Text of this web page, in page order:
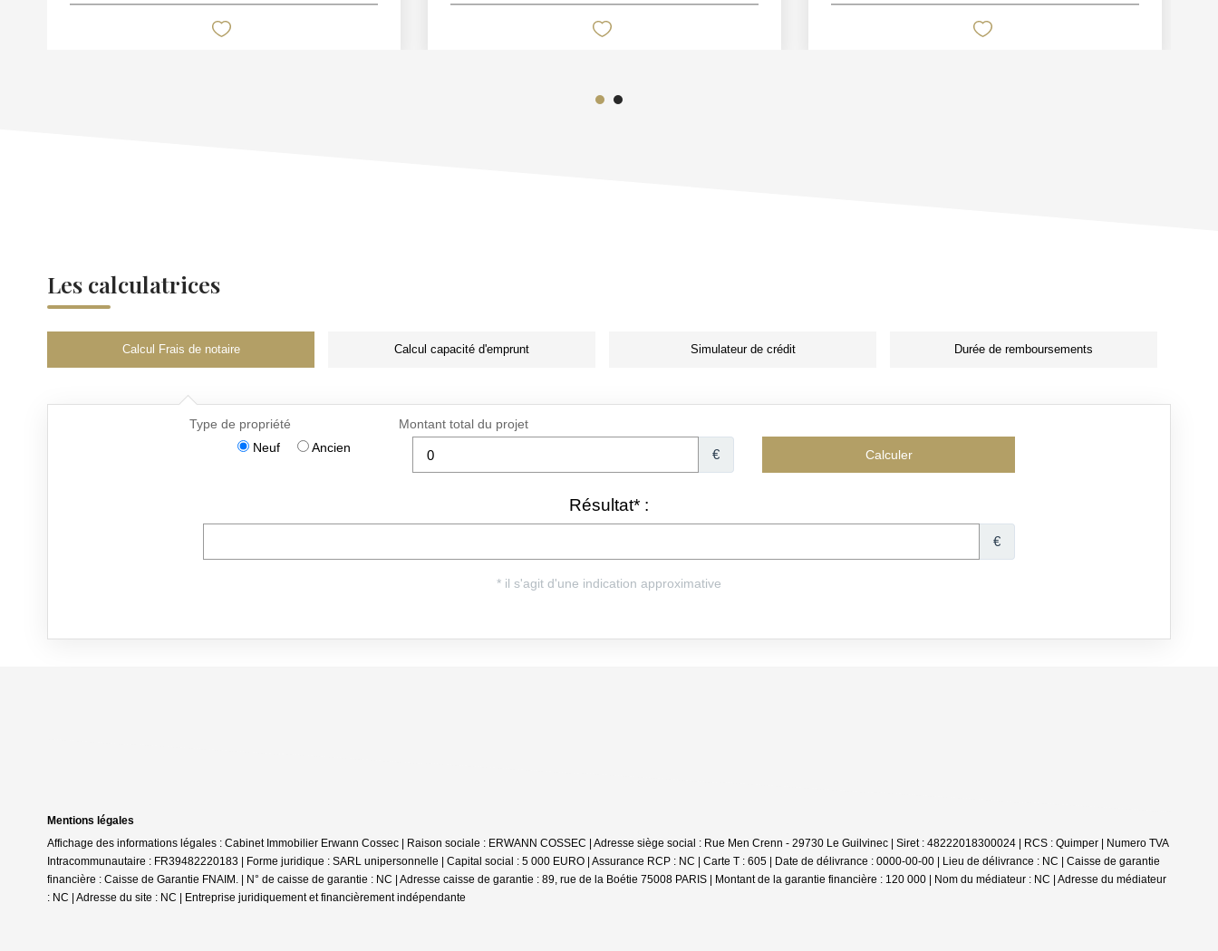
Les calculatrices
Calcul Frais de notaire Calcul capacité d'emprunt Simulateur de crédit Durée de remboursements
Mentions légales
Affichage des informations légales : Cabinet Immobilier Erwann Cossec | Raison sociale : ERWANN COSSEC | Adresse siège social : Rue Men Crenn - 29730 Le Guilvinec | Siret : 48222018300024 | RCS : Quimper | Numero TVA
Intracommunautaire : FR39482220183 | Forme juridique : SARL unipersonnelle | Capital social : 5 000 EURO | Assurance RCP : NC | Carte T : 605 | Date de délivrance : 0000-00-00 | Lieu de délivrance : NC | Caisse de garantie
financière : Caisse de Garantie FNAIM. | N° de caisse de garantie : NC | Adresse caisse de garantie : 89, rue de la Boétie 75008 PARIS | Montant de la garantie financière : 120 000 | Nom du médiateur : NC | Adresse du médiateur
: NC | Adresse du site : NC |
Entreprise juridiquement et financièrement indépendante